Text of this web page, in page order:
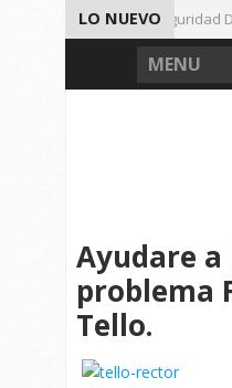
LO NUEVO
Autoridades de Seguridad
Gran Festival de Música
MENU
Ayudare a
problema
Tello.